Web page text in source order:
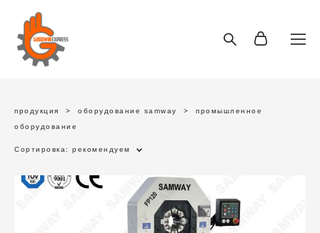
продукция > оборудование samway >
промышленное
оборудование
Сортировка: рекомендуем